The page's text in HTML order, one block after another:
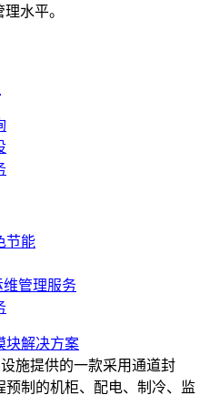
水平。
节能
管理服务
块解决方案
施提供的一款采用通道封
预制的机柜、配电、制冷、监